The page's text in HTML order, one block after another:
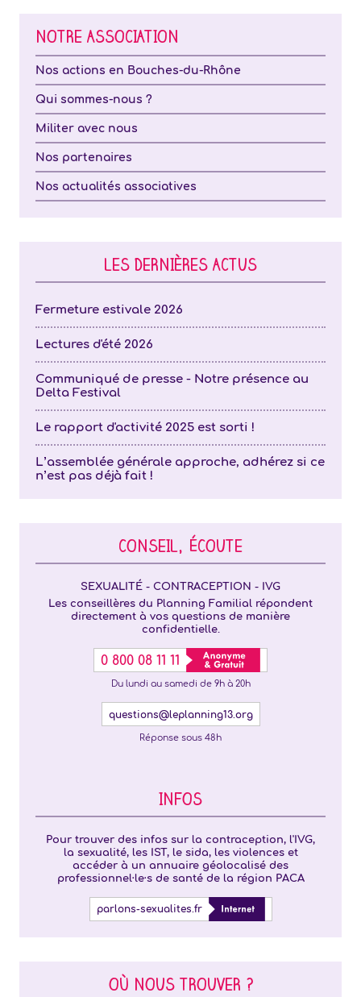
NOTRE ASSOCIATION
Nos actions en Bouches-du-Rhône
Qui sommes-nous ?
Militer avec nous
Nos partenaires
Nos actualités associatives
LES DERNIÈRES ACTUS
Fermeture estivale 2026
Lectures d'été 2026
Communiqué de presse - Notre présence au
Delta Festival
Le rapport d'activité 2025 est sorti !
L’assemblée générale approche, adhérez si ce
n’est pas déjà fait !
CONSEIL, ÉCOUTE
SEXUALITÉ - CONTRACEPTION - IVG
Les conseillères du Planning Familial répondent
directement à vos questions de manière
confidentielle.
0 800 08 11 11
Du lundi au samedi de 9h à 20h
questions@leplanning13.org
Réponse sous 48h
INFOS
Pour trouver des infos sur la contraception, l'IVG,
la sexualité, les IST, le sida, les violences et
accéder à un annuaire géolocalisé des
professionnel·le·s de santé de la région PACA
parlons-sexualites.fr
OÙ NOUS TROUVER ?